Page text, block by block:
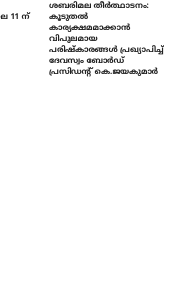
11 ന്
ശബരിമല തീര്‍ത്ഥാടനം:
കൂടുതല്‍
കാര്യക്ഷമമാക്കാന്‍
വിപുലമായ
പരിഷ്‌കാരങ്ങള്‍ പ്രഖ്യാപിച്ച്
ദേവസ്വം ബോര്‍ഡ്
പ്രസിഡന്റ് കെ.ജയകുമാര്‍